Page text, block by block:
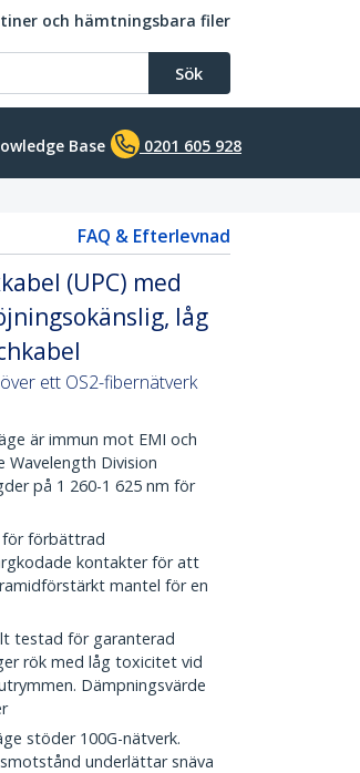
och hämtningsbara filer
Sök
Base 0201 605 928
FAQ & Efterlevnad
(UPC) med
låg
ett OS2-fibernätverk
är immun mot EMI och
Wavelength Division
på 1 260-1 625 nm för
för förbättrad
kontakter för att
mantel för en
testad för garanterad
rök med låg toxicitet vid
Dämpningsvärde
stöder 100G-nätverk.
underlättar snäva